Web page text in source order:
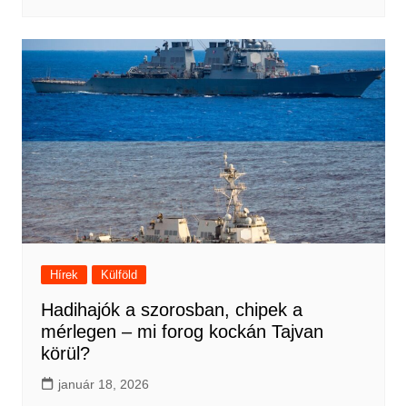
Hírek Külföld
Hadihajók a szorosban, chipek a
mérlegen – mi forog kockán Tajvan
körül?
január 18, 2026